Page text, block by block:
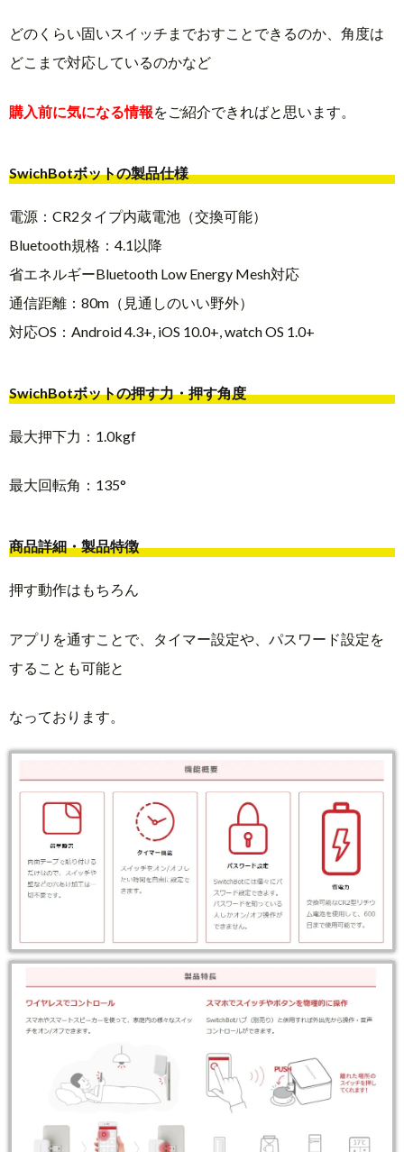
どのくらい固いスイッチまでおすことできるのか、角度は
どこまで対応しているのかなど
購入前に気になる情報をご紹介できればと思います。
SwichBotボットの製品仕様
電源：CR2タイプ内蔵電池（交換可能）
Bluetooth規格：4.1以降
省エネルギーBluetooth Low Energy Mesh対応
通信距離：80m（見通しのいい野外）
対応OS：Android 4.3+, iOS 10.0+, watch OS 1.0+
SwichBotボットの押す力・押す角度
最大押下力：1.0kgf
最大回転角：135°
商品詳細・製品特徴
押す動作はもちろん
アプリを通すことで、タイマー設定や、パスワード設定を
することも可能と
なっております。